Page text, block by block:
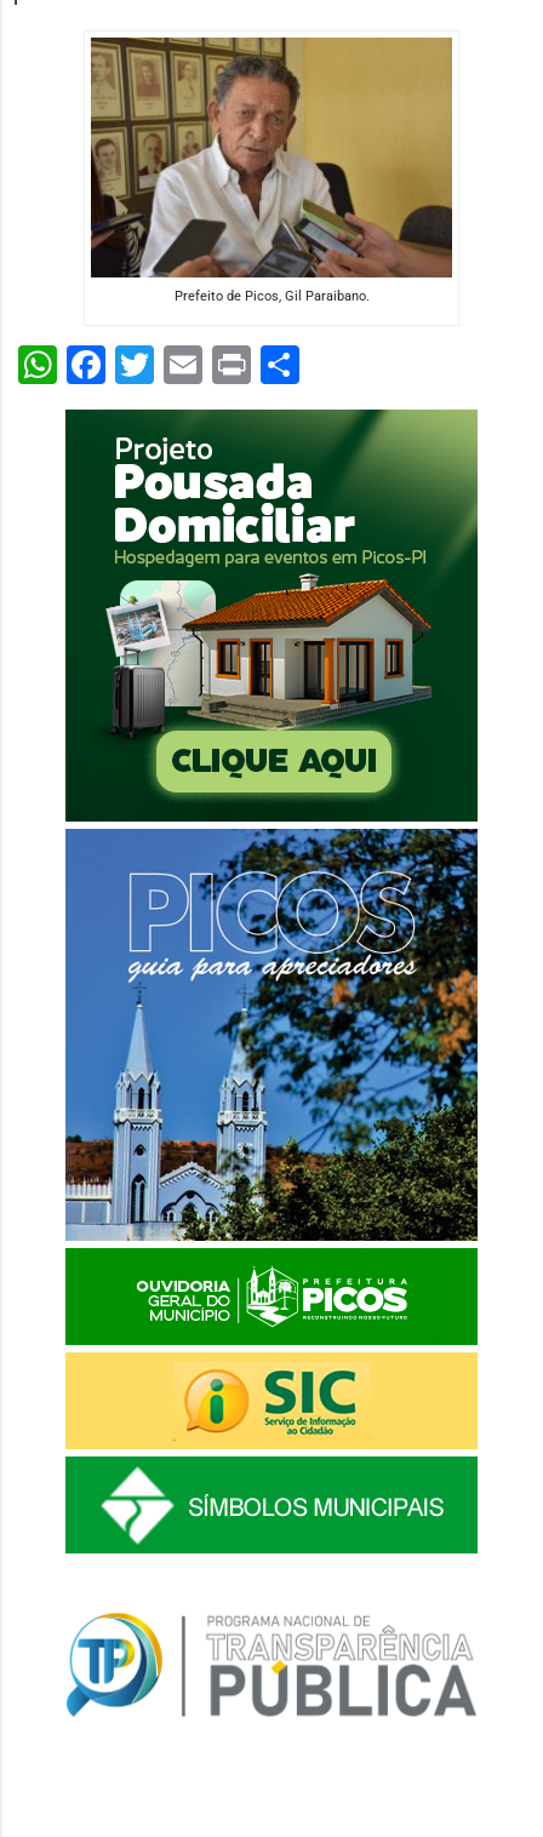
Prefeito de Picos, Gil Paraibano.
WhatsApp
Facebook
Twitter
Email
PrintShare